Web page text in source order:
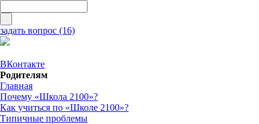
задать вопрос (16)
ВКонтакте
Родителям
Главная
Почему «Школа 2100»?
Как учиться по «Школе 2100»?
Типичные проблемы